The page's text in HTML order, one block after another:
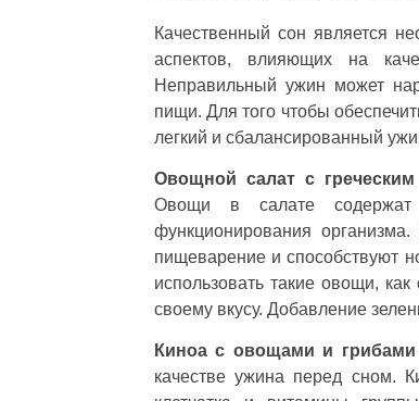
Качественный сон является
аспектов, влияющих на
Неправильный ужин может
пищи. Для того чтобы
легкий и сбалансированный
Овощной салат с греческим
Овощи в салате
функционирования
пищеварение и способствуют
использовать такие овощи,
своему вкусу. Добавление
Киноа с овощами и грибами
качестве ужина перед сном.